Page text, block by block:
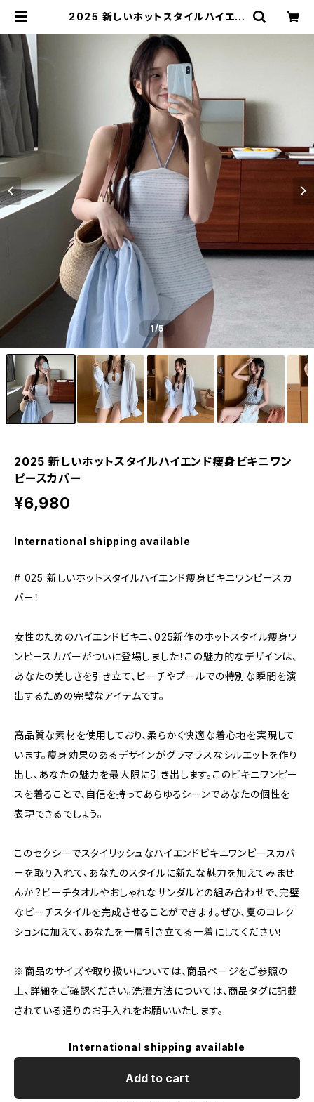
2025 新しいホットスタイルハイエン
nal 日本未入荷勢揃い！全品送料無
料です♪
1/5
2025 新しいホットスタイルハイエンド痩身ビキニワン
ピースカバー
¥6,980
International shipping available
# 025 新しいホットスタイルハイエンド痩身ビキニワンピースカ
バー！
女性のためのハイエンドビキニ、025新作のホットスタイル痩身ワ
ンピースカバーがついに登場しました！この魅力的なデザインは、
あなたの美しさを引き立て、ビーチやプールでの特別な瞬間を演
出するための完璧なアイテムです。
高品質な素材を使用しており、柔らかく快適な着心地を実現して
います。痩身効果のあるデザインがグラマラスなシルエットを作り
出し、あなたの魅力を最大限に引き出します。このビキニワンピー
スを着ることで、自信を持ってあらゆるシーンであなたの個性を
表現できるでしょう。
このセクシーでスタイリッシュなハイエンドビキニワンピースカバ
ーを取り入れて、あなたのスタイルに新たな魅力を加えてみませ
んか？ビーチタオルやおしゃれなサンダルとの組み合わせで、完璧
なビーチスタイルを完成させることができます。ぜひ、夏のコレク
ションに加えて、あなたを一層引き立てる一着にしてください！
※商品のサイズや取り扱いについては、商品ページをご参照の
上、詳細をご確認ください。洗濯方法については、商品タグに記載
されている通りのお手入れをお願いいたします。
International shipping available
Add to cart